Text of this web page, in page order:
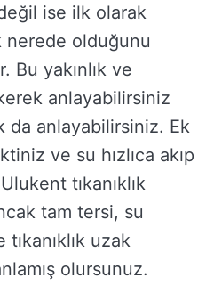
ise ilk olarak
nerede olduğunu
Bu yakınlık ve
anlayabilirsiniz
da anlayabilirsiniz. Ek
ve su hızlıca akıp
tıkanıklık
tam tersi, su
uzak
olursunuz.